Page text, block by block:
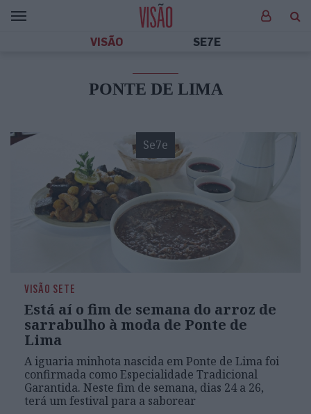
VISÃO SE7E
PONTE DE LIMA
Se7e
VISÃO SETE
Está aí o fim de semana do arroz de
sarrabulho à moda de Ponte de
Lima
A iguaria minhota nascida em Ponte de Lima foi
confirmada como Especialidade Tradicional
Garantida. Neste fim de semana, dias 24 a 26,
terá um festival para a saborear